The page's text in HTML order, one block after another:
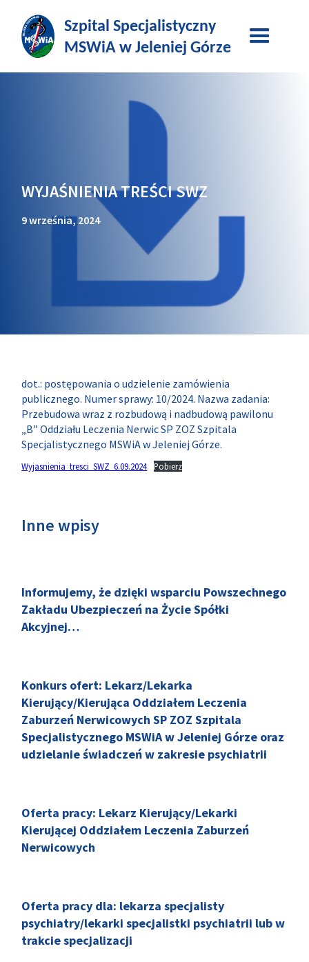
WYJAŚNIENIA TREŚCI SWZ
9 września, 2024
dot.: postępowania o udzielenie zamówienia
publicznego. Numer sprawy: 10/2024. Nazwa zadania:
Przebudowa wraz z rozbudową i nadbudową pawilonu
„B” Oddziału Leczenia Nerwic SP ZOZ Szpitala
Specjalistycznego MSWiA w Jeleniej Górze.
Wyjasnienia_tresci_SWZ_6.09.2024 Pobierz
Inne wpisy
Informujemy, że dzięki wsparciu Powszechnego
Zakładu Ubezpieczeń na Życie Spółki
Akcyjnej…
Konkurs ofert: Lekarz/Lekarka
Kierujący/Kierująca Oddziałem Leczenia
Zaburzeń Nerwicowych SP ZOZ Szpitala
Specjalistycznego MSWiA w Jeleniej Górze oraz
udzielanie świadczeń w zakresie psychiatrii
Oferta pracy: Lekarz Kierujący/Lekarki
Kierującej Oddziałem Leczenia Zaburzeń
Nerwicowych
Oferta pracy dla: lekarza specjalisty
psychiatry/lekarki specjalistki psychiatrii lub w
trakcie specjalizacji